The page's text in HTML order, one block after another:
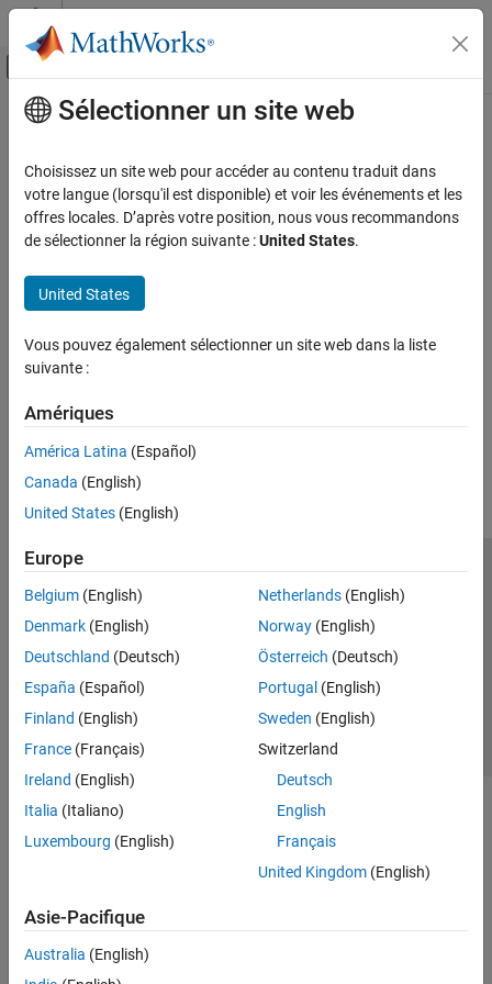
Passer au contenu
Activer/désactiver l'affichage du menu
Accueil de la documentation
Contenu principal
How useful was this information?
Sélectionner un site web
Choisissez un site web pour accéder au contenu traduit dans
votre langue (lorsqu'il est disponible) et voir les événements et les
offres locales. D’après votre position, nous vous recommandons
de sélectionner la région suivante :United States.
United States
Vous pouvez également sélectionner un site web dans la liste
suivante :
Amériques
América Latina (Español)
Canada (English)
United States (English)
Europe
Belgium (English)
Denmark (English)
Deutschland (Deutsch)
España (Español)
Finland (English)
France (Français)
Ireland (English)
Italia (Italiano)
Luxembourg (English)
Netherlands(English)
Norway(English)
Österreich (Deutsch)
Portugal (English)
Sweden (English)
Switzerland
Deutsch
English
Français
United Kingdom(English)
Asie-Pacifique
Australia (English)
Lutte anti-piratage
Contacts locaux
© 1994-2026 The MathWorks, Inc.